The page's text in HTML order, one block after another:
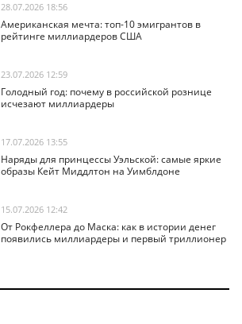
28.07.2026 18:56
Американская мечта: топ-10 эмигрантов в
рейтинге миллиардеров США
23.07.2026 12:59
Голодный год: почему в российской рознице
исчезают миллиардеры
17.07.2026 13:55
Наряды для принцессы Уэльской: самые яркие
образы Кейт Миддлтон на Уимблдоне
15.07.2026 12:42
От Рокфеллера до Маска: как в истории денег
появились миллиардеры и первый триллионер